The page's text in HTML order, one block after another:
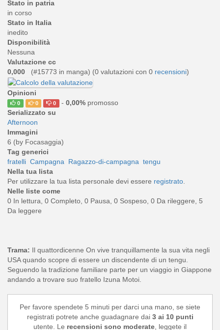
Stato in patria
in corso
Stato in Italia
inedito
Disponibilità
Nessuna
Valutazione cc
0,000
(#15773 in manga) (0 valutazioni con 0 recensioni)
Opinioni
0 0 0 - 0,00%promosso
Serializzato su
Afternoon
Immagini
6 (by Focasaggia)
Tag generici
fratelli Campagna Ragazzo-di-campagna tengu
Nella tua lista
Per utilizzare la tua lista personale devi essere registrato
Nelle liste come
0 In lettura, 0 Completo, 0 Pausa, 0 Sospeso, 0 Da rileggere, 5
Da leggere
Trama: Il quattordicenne On vive tranquillamente la sua vita negli
USA quando scopre di essere un discendente di un tengu.
Seguendo la tradizione familiare parte per un viaggio in Giappone
andando a trovare suo fratello Izuna Motoi.
Per favore spendete 5 minuti per darci una mano, se siete
registrati potrete anche guadagnare dai 3 ai 10 punti
utente. Le recensioni sono moderate , leggete il